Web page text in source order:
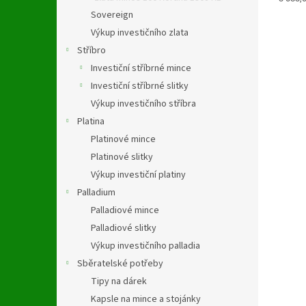
Sovereign
Výkup investičního zlata
Stříbro
Investiční stříbrné mince
Investiční stříbrné slitky
Výkup investičního stříbra
Platina
Platinové mince
Platinové slitky
Výkup investiční platiny
Palladium
Palladiové mince
Palladiové slitky
Výkup investičního palladia
Sběratelské potřeby
Tipy na dárek
Kapsle na mince a stojánky